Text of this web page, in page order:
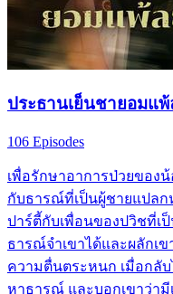
ประธานเย็นชายอมแพ้
106 Episodes
เพื่อรักษาอาการป่วยของ
กับธารณ์ที่เป็นผู้ชายแปลก
ปาร์ตี้กับเพื่อนของปวิชที่เ
ธารณ์จำเขาได้และผลักเ
ความตื่นตระหนก เมื่อกลั
หาธารณ์ และบอกเขาว่า